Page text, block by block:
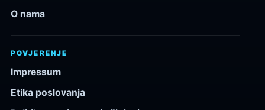
O nama
POVJERENJE
Impressum
Etika poslovanja